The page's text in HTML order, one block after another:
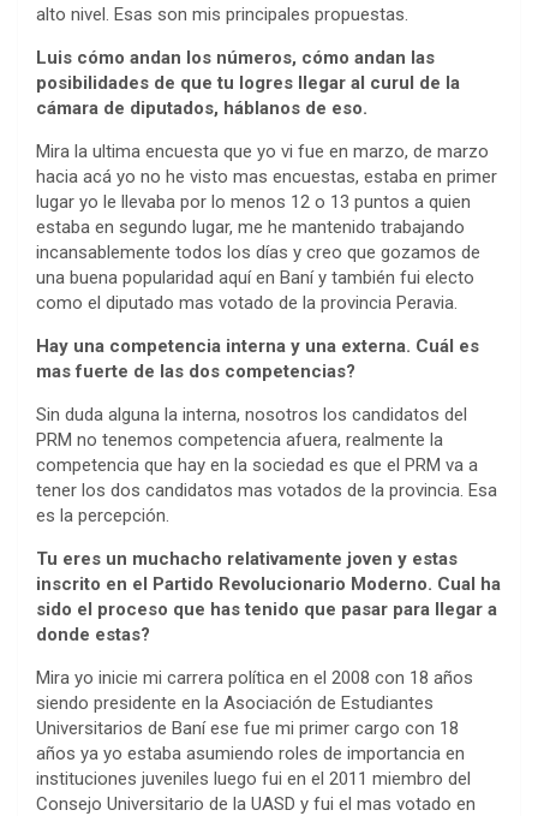
alto nivel. Esas son mis principales propuestas.
Luis cómo andan los números, cómo andan las
posibilidades de que tu logres llegar al curul de la
cámara de diputados, háblanos de eso.
Mira la ultima encuesta que yo vi fue en marzo, de marzo
hacia acá yo no he visto mas encuestas, estaba en primer
lugar yo le llevaba por lo menos 12 o 13 puntos a quien
estaba en segundo lugar, me he mantenido trabajando
incansablemente todos los días y creo que gozamos de
una buena popularidad aquí en Baní y también fui electo
como el diputado mas votado de la provincia Peravia.
Hay una competencia interna y una externa. Cuál es
mas fuerte de las dos competencias?
Sin duda alguna la interna, nosotros los candidatos del
PRM no tenemos competencia afuera, realmente la
competencia que hay en la sociedad es que el PRM va a
tener los dos candidatos mas votados de la provincia. Esa
es la percepción.
Tu eres un muchacho relativamente joven y estas
inscrito en el Partido Revolucionario Moderno. Cual ha
sido el proceso que has tenido que pasar para llegar a
donde estas?
Mira yo inicie mi carrera política en el 2008 con 18 años
siendo presidente en la Asociación de Estudiantes
Universitarios de Baní ese fue mi primer cargo con 18
años ya yo estaba asumiendo roles de importancia en
instituciones juveniles luego fui en el 2011 miembro del
Consejo Universitario de la UASD y fui el mas votado en